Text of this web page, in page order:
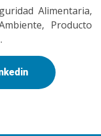
Alimentaria,
Producto